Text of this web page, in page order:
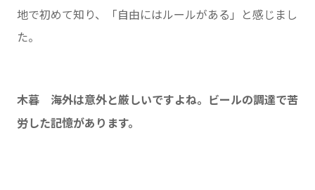
地で初めて知り、「自由にはルールがある」と感じまし
た。
木暮 海外は意外と厳しいですよね。ビールの調達で苦
労した記憶があります。